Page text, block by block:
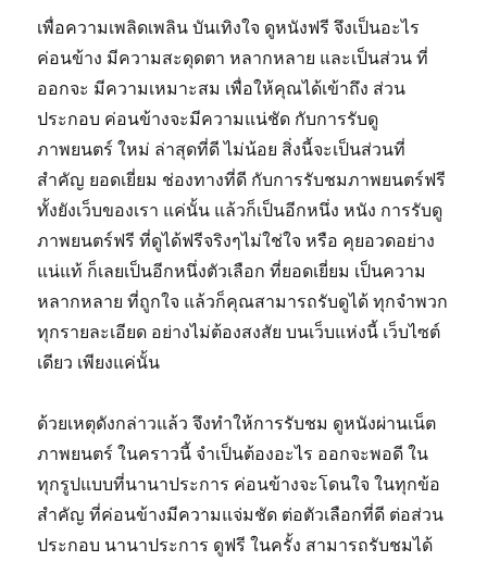
เพื่อความเพลิดเพลิน บันเทิงใจ ดูหนังฟรี จึงเป็นอะไร
ค่อนข้าง มีความสะดุดตา หลากหลาย และเป็นส่วน ที่
ออกจะ มีความเหมาะสม เพื่อให้คุณได้เข้าถึง ส่วน
ประกอบ ค่อนข้างจะมีความแน่ชัด กับการรับดู
ภาพยนตร์ ใหม่ ล่าสุดที่ดี ไม่น้อย สิ่งนี้จะเป็นส่วนที่
สำคัญ ยอดเยี่ยม ช่องทางที่ดี กับการรับชมภาพยนตร์ฟรี
ทั้งยังเว็บของเรา แค่นั้น แล้วก็เป็นอีกหนึ่ง หนัง การรับดู
ภาพยนตร์ฟรี ที่ดูได้ฟรีจริงๆไม่ใช่ใจ หรือ คุยอวดอย่าง
แน่แท้ ก็เลยเป็นอีกหนึ่งตัวเลือก ที่ยอดเยี่ยม เป็นความ
หลากหลาย ที่ถูกใจ แล้วก็คุณสามารถรับดูได้ ทุกจำพวก
ทุกรายละเอียด อย่างไม่ต้องสงสัย บนเว็บแห่งนี้ เว็บไซต์
เดียว เพียงแค่นั้น
ด้วยเหตุดังกล่าวแล้ว จึงทำให้การรับชม ดูหนังผ่านเน็ต
ภาพยนตร์ ในคราวนี้ จำเป็นต้องอะไร ออกจะพอดี ใน
ทุกรูปแบบที่นานาประการ ค่อนข้างจะโดนใจ ในทุกข้อ
สำคัญ ที่ค่อนข้างมีความแจ่มชัด ต่อตัวเลือกที่ดี ต่อส่วน
ประกอบ นานาประการ ดูฟรี ในครั้ง สามารถรับชมได้